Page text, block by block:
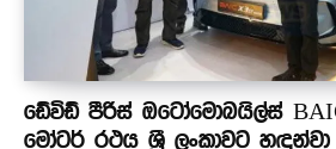
ඩේවිඩ් පීරිස් ඔටෝමොබයිල්ස්
මෝටර් රථය ශ්‍රී ලංකාවට හඳුන්වා